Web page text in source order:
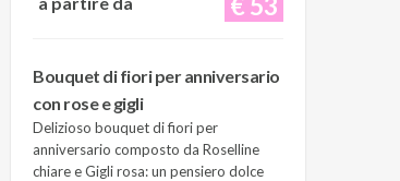
Bouquet di fiori per anniversario
con rose e gigli
Delizioso bouquet di fiori per
anniversario composto da Roselline
chiare e Gigli rosa: un pensiero dolce